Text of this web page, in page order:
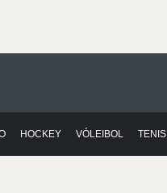
HOCKEY VÓLEIBOL TENIS